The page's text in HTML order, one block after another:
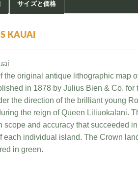
サイズと価格
KAUAI
the original antique lithographic map
in 1878 by Julius Bien & Co. for
the direction of the brilliant young
the reign of Queen Liliuokalani.
scope and accuracy that succeeded
each individual island. The Crown
in green.